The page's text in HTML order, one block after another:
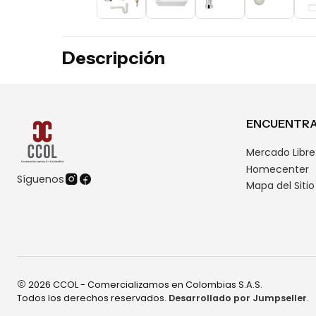
Descripción
Síguenos
Mercado Libre
Homecenter
Mapa del Sitio
2026 CCOL - Comercializamos en Colombias S.A.S.
Todos los derechos reservados. Desarrollado por Jumpseller.